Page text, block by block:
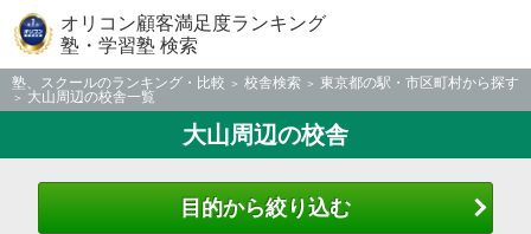
オリコン顧客満足度ランキング
塾・学習塾 検索
塾、スクールのランキング・比較 校舎検索
東京都の駅・市区町村から探す
大山周辺の校舎一覧
大山周辺の校舎
目的から絞り込む